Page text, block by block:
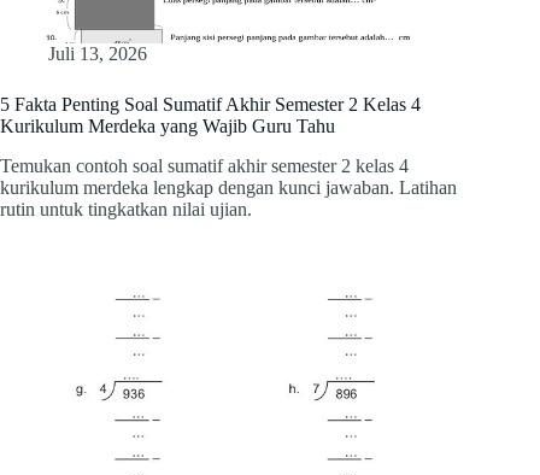
Juli 13, 2026
5 Fakta Penting Soal Sumatif Akhir Semester 2 Kelas 4
Kurikulum Merdeka yang Wajib Guru Tahu
Temukan contoh soal sumatif akhir semester 2 kelas 4
kurikulum merdeka lengkap dengan kunci jawaban. Latihan
rutin untuk tingkatkan nilai ujian.